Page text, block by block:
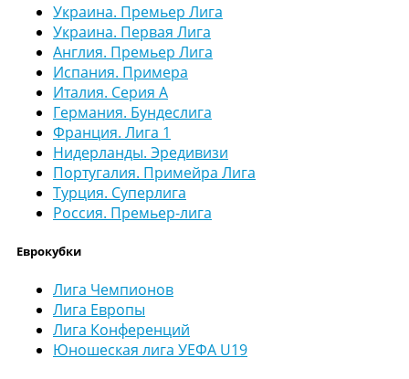
Украина. Премьер Лига
Украина. Первая Лига
Англия. Премьер Лига
Испания. Примера
Италия. Серия А
Германия. Бундеслига
Франция. Лига 1
Нидерланды. Эредивизи
Португалия. Примейра Лига
Турция. Суперлига
Россия. Премьер-лига
Еврокубки
Лига Чемпионов
Лига Европы
Лига Конференций
Юношеская лига УЕФА U19